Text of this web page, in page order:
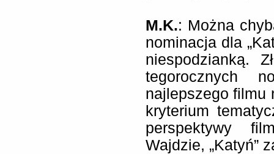
M.K.: Można
nominacja dla
niespodzianką.
tegorocznych
najlepszego filmu
kryterium
perspektywy
Wajdzie, „Katyń”